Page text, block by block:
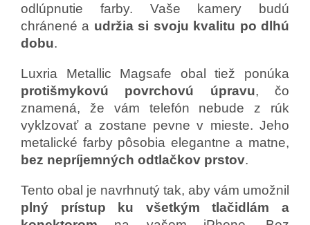
odlúpnutie farby. Vaše kamery budú
chránené a udržia si svoju kvalitu po dlhú
dobu.
Luxria Metallic Magsafe obal tiež ponúka
protišmykovú povrchovú úpravu, čo
znamená, že vám telefón nebude z rúk
vyklzovať a zostane pevne v mieste. Jeho
metalické farby pôsobia elegantne a matne,
bez nepríjemných odtlačkov prstov.
Tento obal je navrhnutý tak, aby vám umožnil
plný prístup ku všetkým tlačidlám a